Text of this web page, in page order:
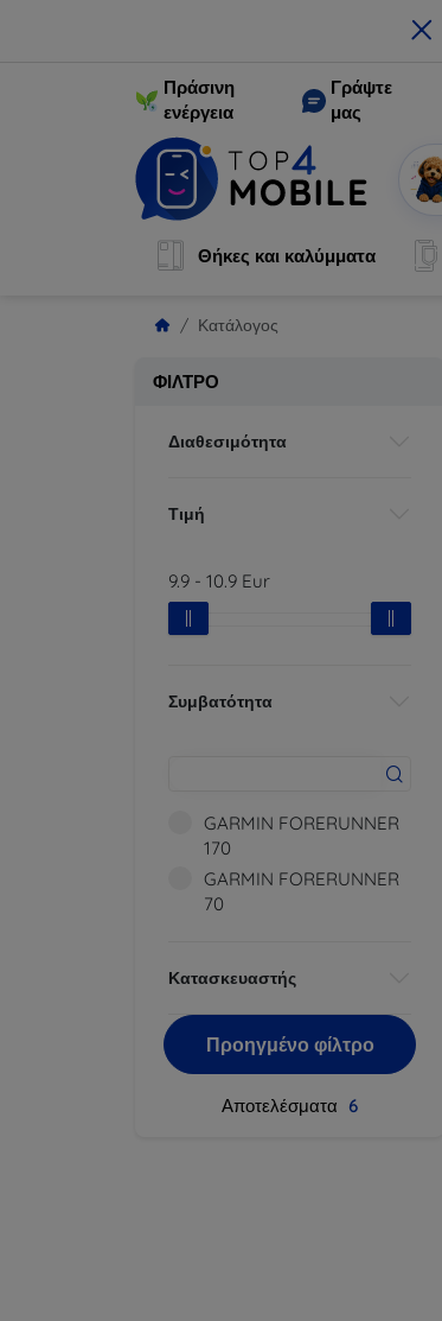
×
Πράσινη
ενέργεια
Γράψτε
μας
Θήκες και καλύμματα
Κατάλογος
ΦΊΛΤΡΟ
Διαθεσιμότητα
Τιμή
9.9 - 10.9 Eur
Συμβατότητα
GARMIN FORERUNNER
170
GARMIN FORERUNNER
70
Κατασκευαστής
Προηγμένο φίλτρο
Αποτελέσματα 6